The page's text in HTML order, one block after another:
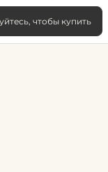
чтобы купить